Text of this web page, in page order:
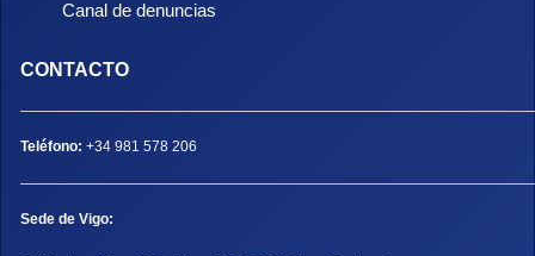
Canal de denuncias
CONTACTO
Teléfono: +34 981 578 206
Sede de Vigo: